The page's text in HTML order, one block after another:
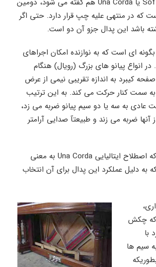
که به آن Soft Pedal یا Una Corda هم گفته می شود، دومین
که در منتهی علیه چپ قرار دارد. حتی اگر
باشد این پدال جزو آن دو است.
ای است که به نوازنده امکان اجراهای
در انواع پیانو های بزرگ (رویال) هنگام
کیبرد به اندازه تقریبی نیمی از عرض
سمت کنار حرکت می کند. به این ترتیب
به سه یا دو سیم پیانو ضربه می زد،
آنها ضربه می زند و طبیعتآ صدایی آرامتر
لازم به ذکر است که اصطلاح ایتالیایی Una Corda به معنی
دلیل عملکرد این پدال برای آن انتخاب
که چکش
با
سیم ها